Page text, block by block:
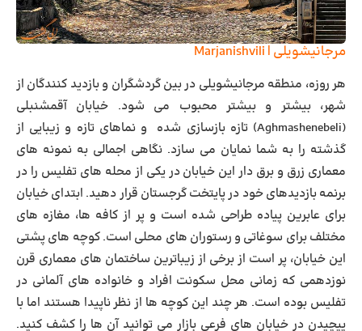
مرجانیشویلی | Marjanishvili
هر روزه، منطقه مرجانیشویلی در بین گردشگران و بازدید کنندگان از
شهر، بیشتر و بیشتر محبوب می شود. خیابان آقمشنبلی
(Aghmashenebeli) تازه بازسازی شده و نماهای تازه و زیبایی از
گذشته را به شما نمایان می سازد. نگاهی اجمالی به نمونه های
معماری زرق و برق دار این خیابان در یکی از محله های تفلیس را در
برنمه بازدیدهای خود در پایتخت گرجستان قرار دهید. ابتدای خیابان
برای عابرین پیاده طراحی شده است و پر از کافه ها، مغازه های
مختلف برای سوغاتی و رستوران های محلی است. کوچه های پشتی
این خیابان، پر است از برخی از زیباترین ساختمان های معماری قرن
نوزدهمی که زمانی محل سکونت افراد و خانواده های آلمانی در
تفلیس بوده است. هر چند این کوچه ها از نظر ناپیدا هستند اما با
پیچیدن در خیابان های فرعی بازار می توانید آن ها را کشف کنید.